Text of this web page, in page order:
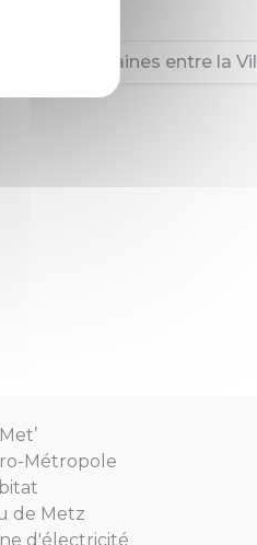
souterraines entre la
Métropole
de Metz
d'électricité